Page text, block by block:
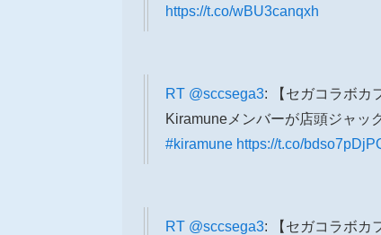
https://t.co/wBU3canqxh
RT @sccsega3: 【セガコラボカ
Kiramuneメンバーが店頭ジャ
#kiramune https://t.co/
RT @sccsega3: 【セガコラボカ